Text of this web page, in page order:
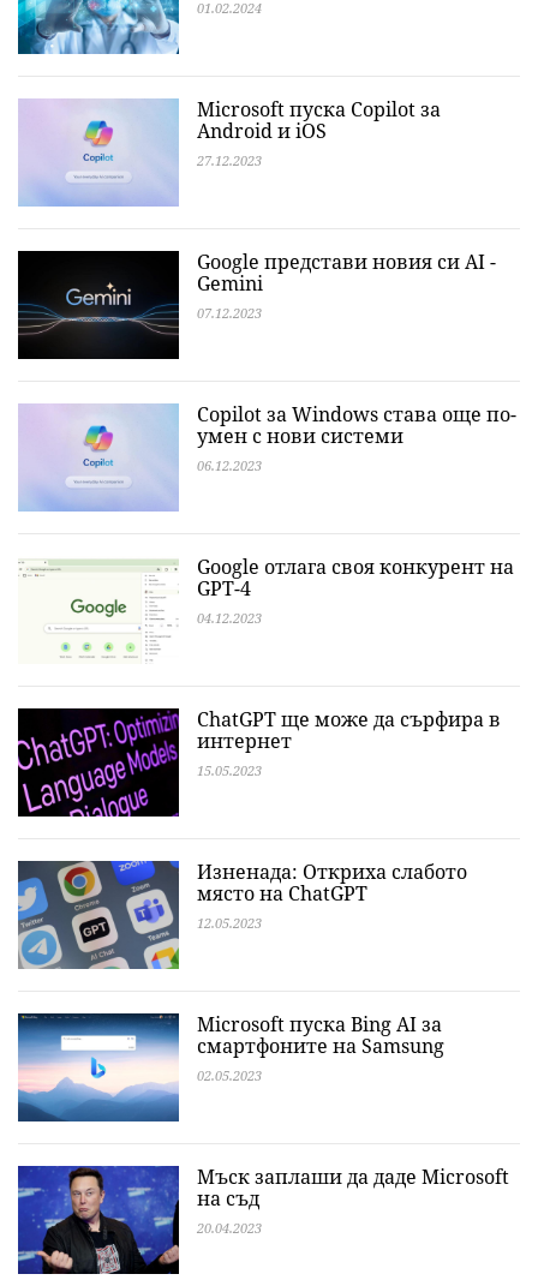
01.02.2024
Microsoft пуска Copilot за
Android и iOS
27.12.2023
Google представи новия си AI -
Gemini
07.12.2023
Copilot за Windows става още по-
умен с нови системи
06.12.2023
Google отлага своя конкурент на
GPT-4
04.12.2023
ChatGPT ще може да сърфира в
интернет
15.05.2023
Изненада: Откриха слабото
място на ChatGPT
12.05.2023
Microsoft пуска Bing AI за
смартфоните на Samsung
02.05.2023
Мъск заплаши да даде Microsoft
на съд
20.04.2023